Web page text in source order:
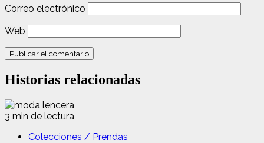
Correo electrónico
Web
Historias relacionadas
3 min de lectura
Colecciones / Prendas